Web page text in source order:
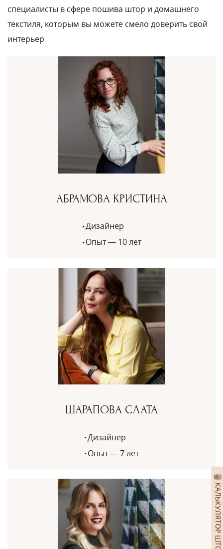
КАЛЬКУЛЯТОР ШТОР
специалисты в сфере пошива штор и домашнего
текстиля, которым вы можете смело доверить свой
интерьер
АБРАМОВА КРИСТИНА
Дизайнер
Опыт — 10 лет
ШАРАПОВА СЛАТА
Дизайнер
Опыт — 7 лет